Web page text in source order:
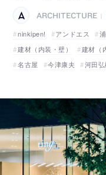
ARCHITECTURE
ninkipen!
アンドエス
建材（内装・壁）
建材（
名古屋
今津康夫 河田弘